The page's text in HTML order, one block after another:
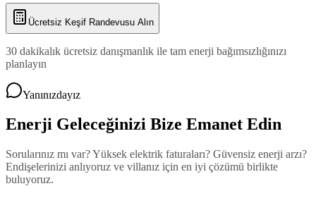
Ücretsiz Keşif Randevusu Alın
30 dakikalık ücretsiz danışmanlık ile tam enerji bağımsızlığınızı
planlayın
Yanınızdayız
Enerji Geleceğinizi Bize Emanet Edin
Sorularınız mı var? Yüksek elektrik faturaları? Güvensiz enerji arzı?
Endişelerinizi anlıyoruz ve villanız için en iyi çözümü birlikte
buluyoruz.